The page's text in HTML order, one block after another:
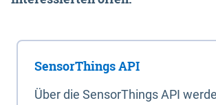
SensorThings API
Über die SensorThings API